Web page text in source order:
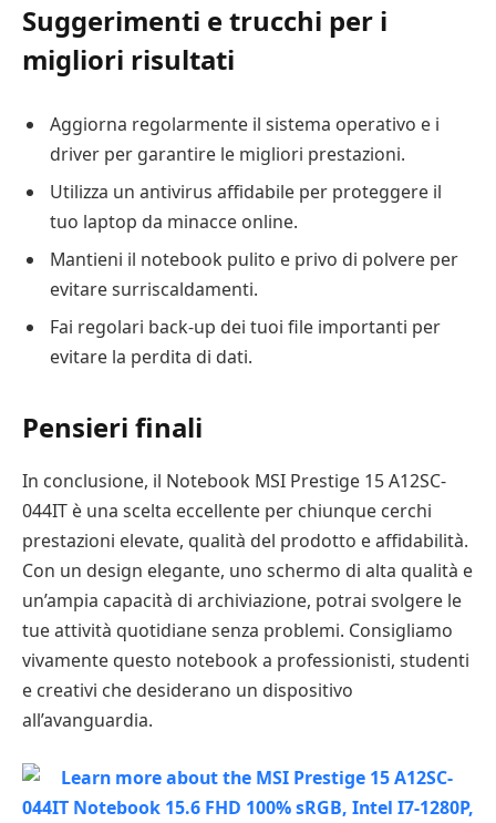
Suggerimenti e trucchi per i
migliori risultati
Aggiorna regolarmente il sistema operativo e i
driver per garantire le migliori prestazioni.
Utilizza un antivirus affidabile per proteggere il
tuo laptop da minacce online.
Mantieni il notebook pulito e privo di polvere per
evitare surriscaldamenti.
Fai regolari back-up dei tuoi file importanti per
evitare la perdita di dati.
Pensieri finali
In conclusione, il Notebook MSI Prestige 15 A12SC-
044IT è una scelta eccellente per chiunque cerchi
prestazioni elevate, qualità del prodotto e affidabilità.
Con un design elegante, uno schermo di alta qualità e
un’ampia capacità di archiviazione, potrai svolgere le
tue attività quotidiane senza problemi. Consigliamo
vivamente questo notebook a professionisti, studenti
e creativi che desiderano un dispositivo
all’avanguardia.